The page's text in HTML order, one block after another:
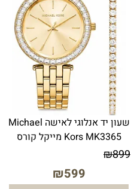
שעון יד אנלוגי לאישה Michael
Kors MK3365 מייקל קורס
₪899
₪599